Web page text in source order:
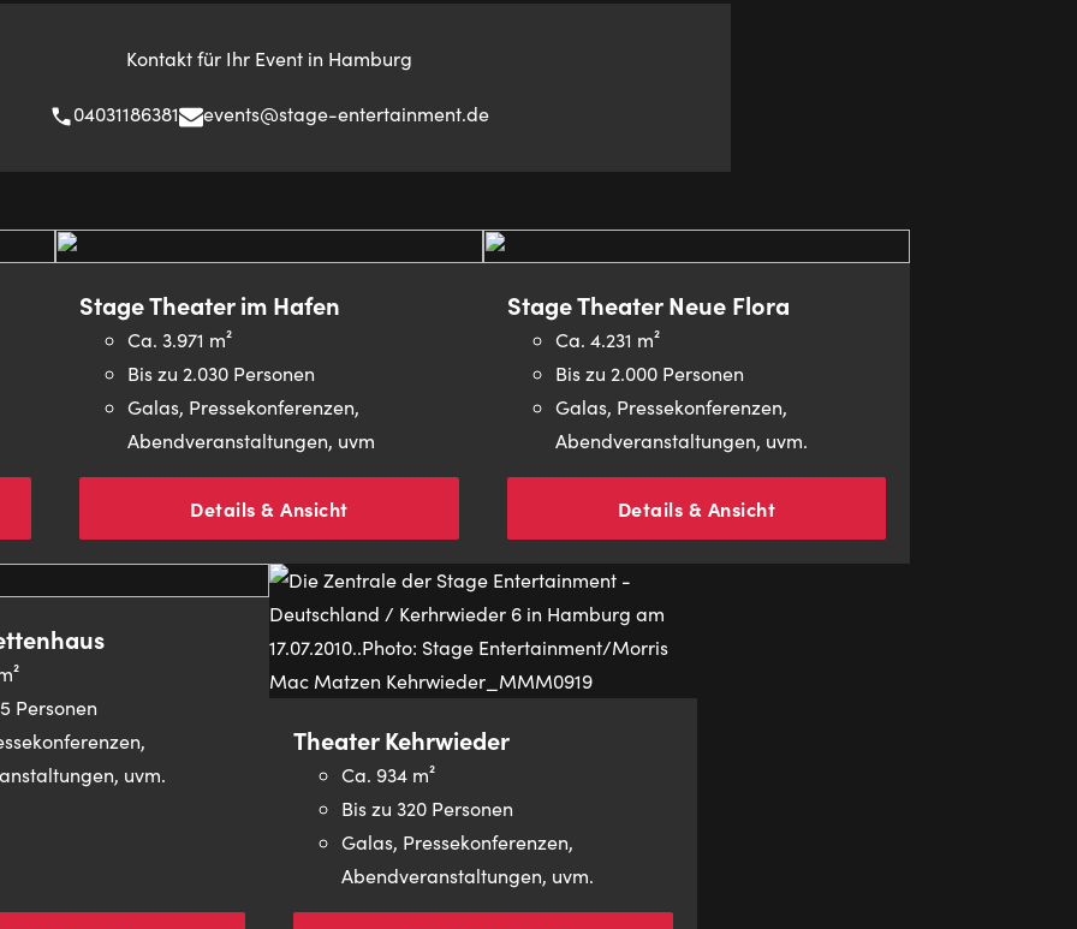
Kontakt für Ihr Event in Hamburg
04031186381 events@stage-entertainment.de
Stage Theater im Hafen
Ca. 3.971 m²
Bis zu 2.030 Personen
Galas, Pressekonferenzen,
Abendveranstaltungen, uvm
Details & Ansicht
Stage Theater Neue Flora
Ca. 4.231 m²
Bis zu 2.000 Personen
Galas, Pressekonferenzen,
Abendveranstaltungen, uvm.
Details & Ansicht
Personen
uvm.
Theater Kehrwieder
Ca. 934 m²
Bis zu 320 Personen
Galas, Pressekonferenzen,
Abendveranstaltungen, uvm.